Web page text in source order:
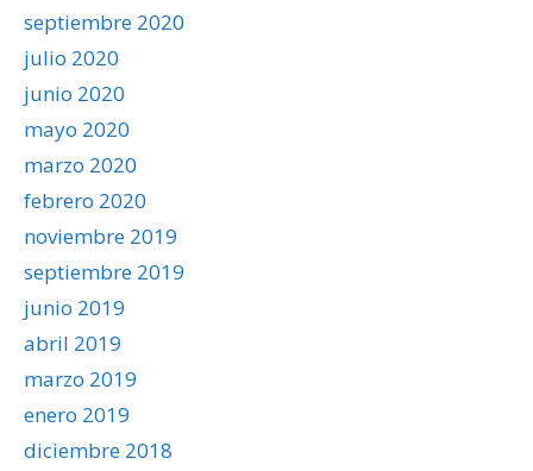
septiembre 2020
julio 2020
junio 2020
mayo 2020
marzo 2020
febrero 2020
noviembre 2019
septiembre 2019
junio 2019
abril 2019
marzo 2019
enero 2019
diciembre 2018